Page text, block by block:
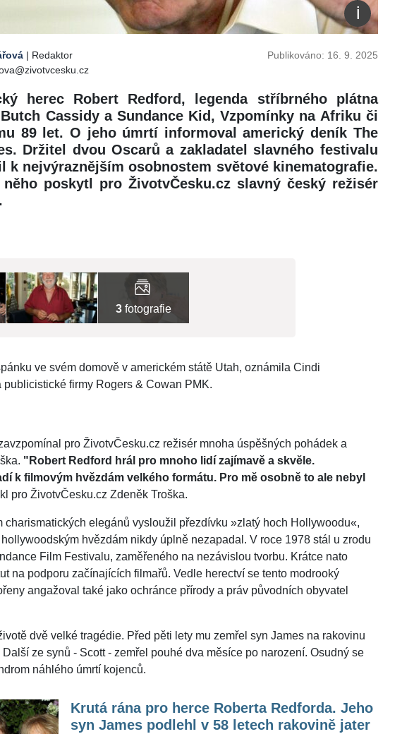
| Redaktor
Publikováno: 16. 9. 2025
herec Robert Redford, legenda stříbrného plátna
Cassidy a Sundance Kid, Vzpomínky na Afriku či
89 let. O jeho úmrtí informoval americký deník The
Držitel dvou Oscarů a zakladatel slavného festivalu
k nejvýraznějším osobnostem světové kinematografie.
poskytl pro ŽivotvČesku.cz slavný český režisér
3 fotografie
ve svém domově v americkém státě Utah, oznámila Cindi
publicistické firmy Rogers & Cowan PMK.
pro ŽivotvČesku.cz režisér mnoha úspěšných pohádek a
"Robert Redford hrál pro mnoho lidí zajímavě a skvěle.
k filmovým hvězdám velkého formátu. Pro mě osobně to ale nebyl
pro ŽivotvČesku.cz Zdeněk Troška.
charismatických elegánů vysloužil přezdívku »zlatý hoch Hollywoodu«,
hvězdám nikdy úplně nezapadal. V roce 1978 stál u zrodu
Film Festivalu, zaměřeného na nezávislou tvorbu. Krátce nato
na podporu začínajících filmařů. Vedle herectví se tento modrooký
angažoval také jako ochránce přírody a práv původních obyvatel
dvě velké tragédie. Před pěti lety mu zemřel syn James na rakovinu
Další ze synů - Scott - zemřel pouhé dva měsíce po narození. Osudný se
náhlého úmrtí kojenců.
Krutá rána pro herce Roberta Redforda. Jeho
syn James podlehl v 58 letech rakovině jater